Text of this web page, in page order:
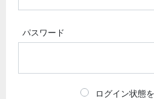
パスワード
ログイン状態